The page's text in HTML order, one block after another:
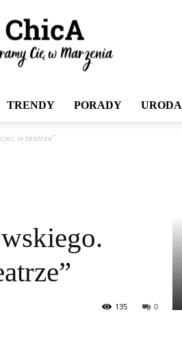
TRENDY PORADY URODA
w teatrze”
0
135